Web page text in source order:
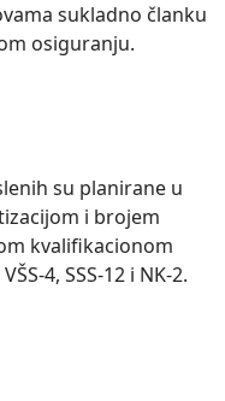
sukladno članku
osiguranju.
su planirane u
i brojem
kvalifikacionom
4, SSS-12 i NK-2.